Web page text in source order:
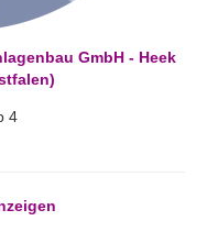
GmbH - Heek
4